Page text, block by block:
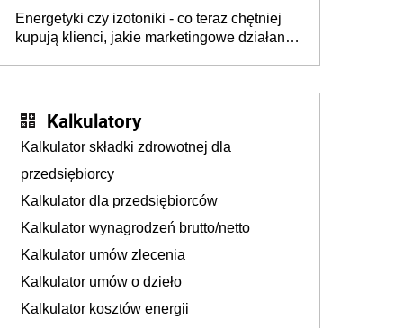
Energetyki czy izotoniki - co teraz chętniej
kupują klienci, jakie marketingowe działania
Kalkulatory
Kalkulator składki zdrowotnej dla
przedsiębiorcy
Kalkulator dla przedsiębiorców
Kalkulator wynagrodzeń brutto/netto
Kalkulator umów zlecenia
Kalkulator umów o dzieło
Kalkulator kosztów energii